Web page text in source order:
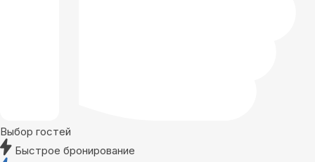
Выбор гостей
Быстрое бронирование